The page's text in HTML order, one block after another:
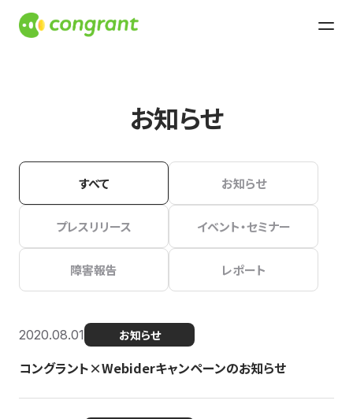
お知らせ
すべて お知らせ
プレスリリース イベント・セミナー
障害報告 レポート
2020.08.01 お知らせ
コングラント×Webiderキャンペーンのお知らせ